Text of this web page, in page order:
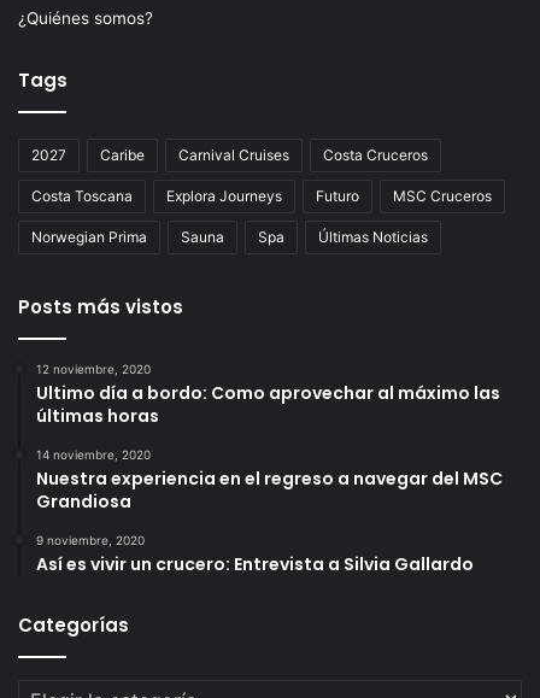
¿Quiénes somos?
Tags
2027 Caribe Carnival Cruises Costa Cruceros
Costa Toscana Explora Journeys Futuro MSC Cruceros
Norwegian Prima Sauna Spa Últimas Noticias
Posts más vistos
12 noviembre, 2020
Ultimo día a bordo: Como aprovechar al máximo las
últimas horas
14 noviembre, 2020
Nuestra experiencia en el regreso a navegar del MSC
Grandiosa
9 noviembre, 2020
Así es vivir un crucero: Entrevista a Silvia Gallardo
Categorías
Categorías